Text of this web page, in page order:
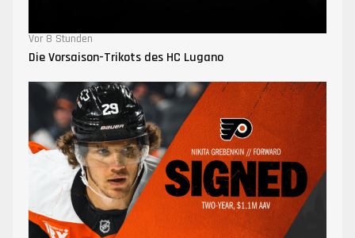
Vor 8 Stunden
Die Vorsaison-Trikots des HC Lugano